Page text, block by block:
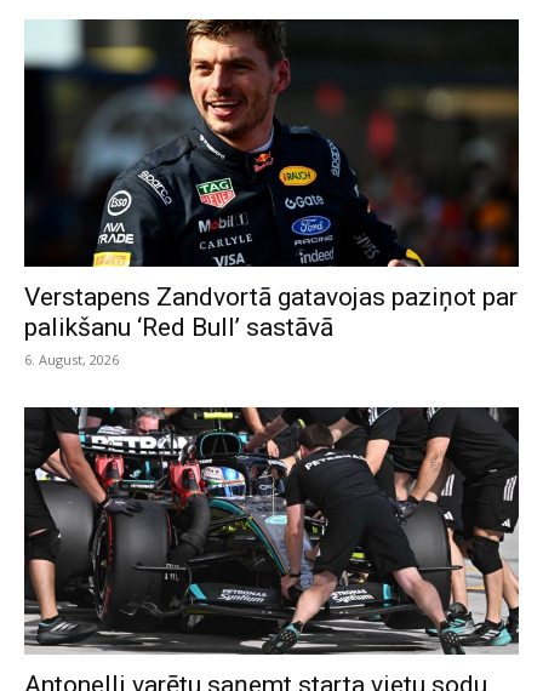
Verstapens Zandvortā gatavojas paziņot par
palikšanu ‘Red Bull’ sastāvā
6. August, 2026
Antonelli varētu saņemt starta vietu sodu